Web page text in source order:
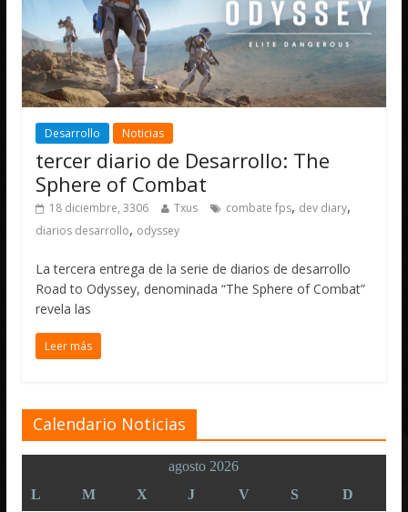
Desarrollo Noticias
tercer diario de Desarrollo: The
Sphere of Combat
18 diciembre, 3306 Txus combate fps, dev diary,
diarios desarrollo, odyssey
La tercera entrega de la serie de diarios de desarrollo
Road to Odyssey, denominada “The Sphere of Combat”
revela las
Leer más
Calendario Noticias
agosto 2026
L
M X J V S D